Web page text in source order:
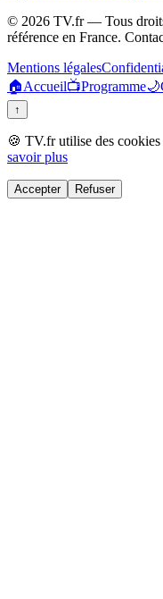
© 2026 TV.fr — Tous
référence en France.
Mentions légales
🏠Accueil📺Programme🌙
↑
🍪 TV.fr utilise des
savoir plus
Accepter Refuser